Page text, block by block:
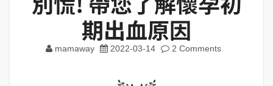
期出血原因
mamaway 2022-03-14 2 Comments